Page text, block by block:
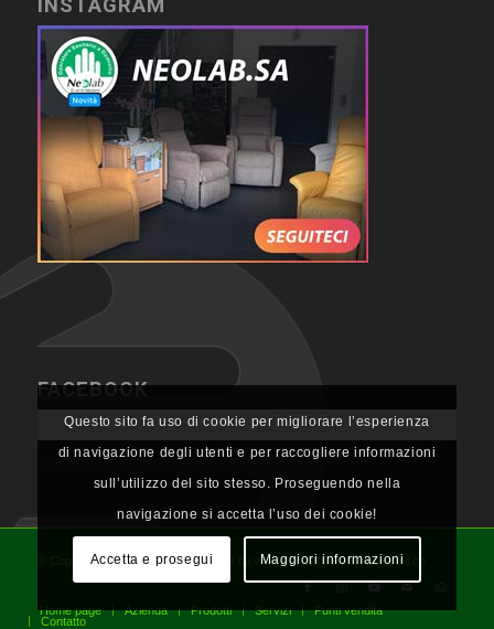
INSTAGRAM
FACEBOOK
© Copyright - NL Neolab SA, website by webjuice sagl & photolocatelli.ch
Home page Azienda Prodotti Servizi
Punti vendita
Contatto
Questo sito fa uso di cookie per migliorare l’esperienza
di navigazione degli utenti e per raccogliere informazioni
sull’utilizzo del sito stesso. Proseguendo nella
navigazione si accetta l’uso dei cookie!
Accetta e prosegui Maggiori informazioni